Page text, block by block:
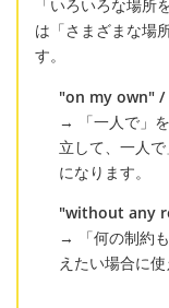
「いろいろな場
は「さまざまな場
す。
"on my own"
→ 「一人で」
立して、一人
になります。
"without any
→ 「何の制約
えたい場合に使